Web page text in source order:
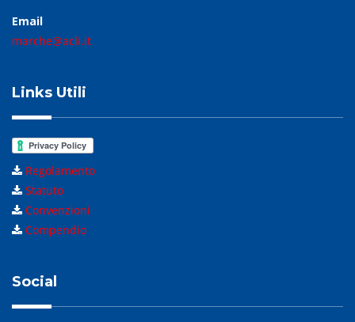
Email
marche@acli.it
Links Utili
Regolamento
Statuto
Convenzioni
Compendio
Social